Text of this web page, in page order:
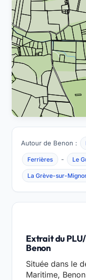
Autour de Benon :
Ferrières - Le
La Grève-sur-
Extrait du
Benon
Située dans le
Maritime,